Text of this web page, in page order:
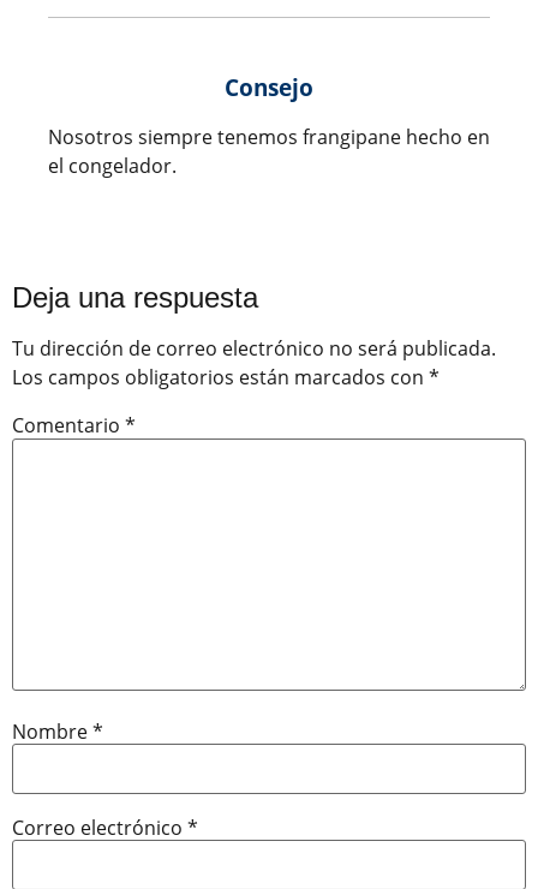
Consejo
Nosotros siempre tenemos frangipane hecho en
el congelador.
Deja una respuesta
Tu dirección de correo electrónico no será publicada.
Los campos obligatorios están marcados con *
Comentario *
Nombre*
Correo electrónico *